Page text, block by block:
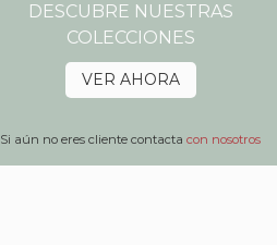
DESCUBRE NUESTRAS
COLECCIONES
VER AHORA
Si aún no eres cliente contactacon nosotros